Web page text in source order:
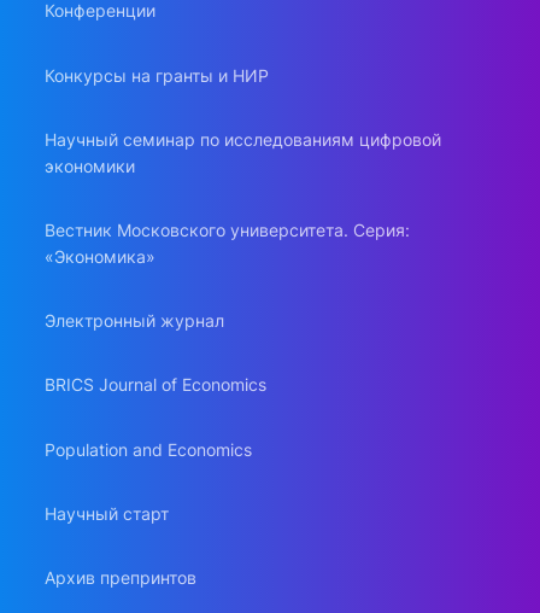
Конференции
Конкурсы на гранты и НИР
Научный семинар по исследованиям цифровой
экономики
Вестник Московского университета. Серия:
«Экономика»
Электронный журнал
BRICS Journal of Economics
Population and Economics
Научный старт
Архив препринтов